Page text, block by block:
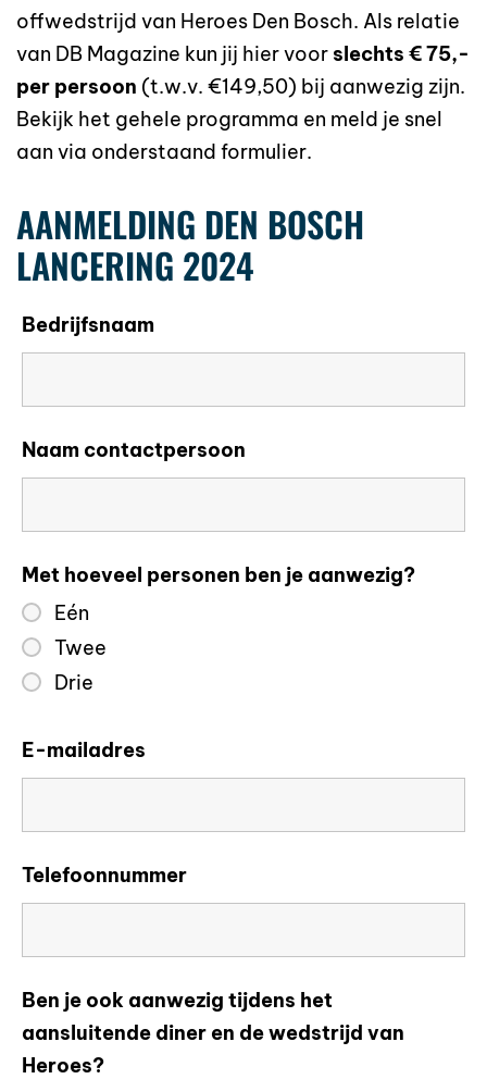
offwedstrijd van Heroes Den Bosch. Als relatie
van DB Magazine kun jij hier voor slechts € 75,-
per persoon (t.w.v. €149,50) bij aanwezig zijn.
Bekijk het gehele programma en meld je snel
aan via onderstaand formulier.
AANMELDING DEN BOSCH
LANCERING 2024
Bedrijfsnaam
Naam contactpersoon
Met hoeveel personen ben je aanwezig?
Eén
Twee
Drie
E-mailadres
Telefoonnummer
Ben je ook aanwezig tijdens het
aansluitende diner en de wedstrijd van
Heroes?